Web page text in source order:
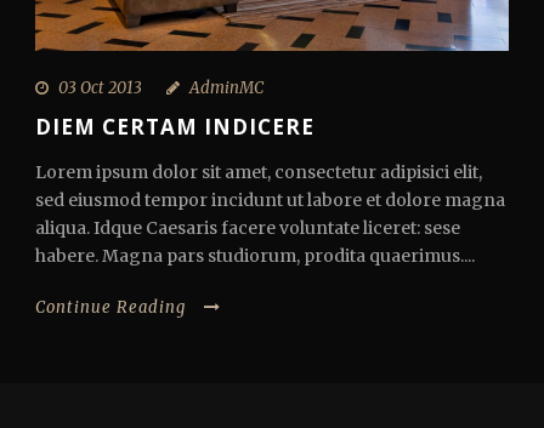
03 Oct 2013 AdminMC
DIEM CERTAM INDICERE
Lorem ipsum dolor sit amet, consectetur adipisici elit,
sed eiusmod tempor incidunt ut labore et dolore magna
aliqua. Idque Caesaris facere voluntate liceret: sese
habere. Magna pars studiorum, prodita quaerimus....
Continue Reading